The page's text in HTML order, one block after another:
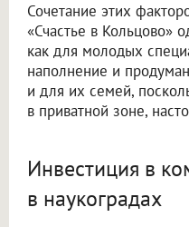
Сочетание этих
«Счастье в Кольцово»
как для молодых
наполнение и
и для их семей,
в приватной зоне,
Инвестиция в
в наукоградах